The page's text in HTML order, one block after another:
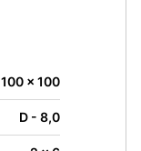
100 x 100
D - 8,0